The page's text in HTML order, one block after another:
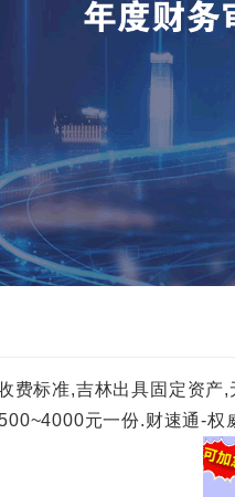
费标准,吉林出具固定资
元一份.财速通-权